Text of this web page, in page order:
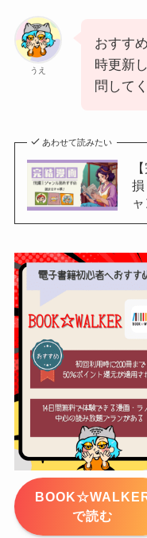
うえ
おすす
時更新
問して
あわせて読みたい
損
で読む